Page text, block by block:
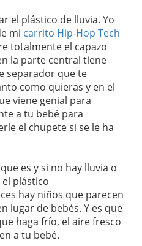
el plástico de lluvia. Yo
mi carrito Hip-Hop Tech
totalmente el capazo
la parte central tiene
separador que te
como quieras y en el
viene genial para
a tu bebé para
el chupete si se le ha
es y si no hay lluvia o
plástico
hay niños que parecen
lugar de bebés. Y es que
haga frío, el aire fresco
a tu bebé.